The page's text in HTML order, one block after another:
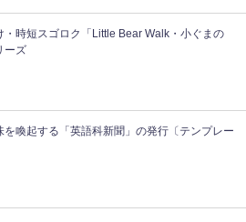
・時短スゴロク「Little Bear Walk・小ぐまの
ーズ
を喚起する「英語科新聞」の発行〔テンプレー